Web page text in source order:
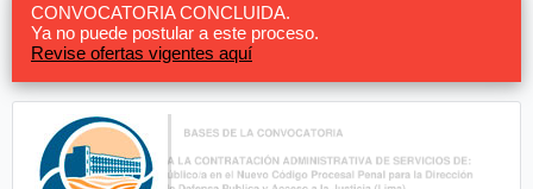
CONVOCATORIA CONCLUIDA.
Ya no puede postular a este proceso.
Revise ofertas vigentes aquí